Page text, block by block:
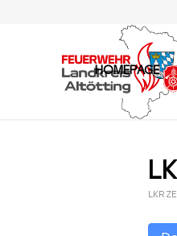
HOMEPAGE
LKR